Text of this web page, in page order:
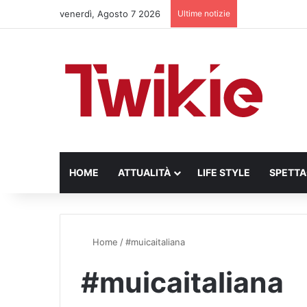
venerdì, Agosto 7 2026 Ultime notizie
HOME ATTUALITÀ LIFE STYLE
Home /#muicaitaliana
#muicaitaliana